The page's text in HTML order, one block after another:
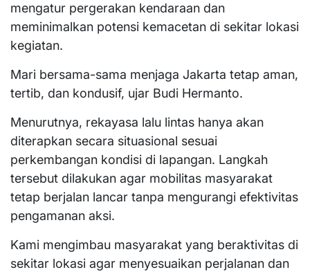
mengatur pergerakan kendaraan dan
meminimalkan potensi kemacetan di sekitar lokasi
kegiatan.
Mari bersama-sama menjaga Jakarta tetap aman,
tertib, dan kondusif, ujar Budi Hermanto.
Menurutnya, rekayasa lalu lintas hanya akan
diterapkan secara situasional sesuai
perkembangan kondisi di lapangan. Langkah
tersebut dilakukan agar mobilitas masyarakat
tetap berjalan lancar tanpa mengurangi efektivitas
pengamanan aksi.
Kami mengimbau masyarakat yang beraktivitas di
sekitar lokasi agar menyesuaikan perjalanan dan